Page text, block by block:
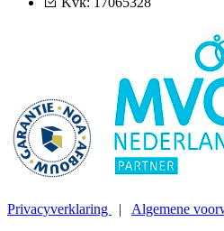
Privacyverklaring | Algemene